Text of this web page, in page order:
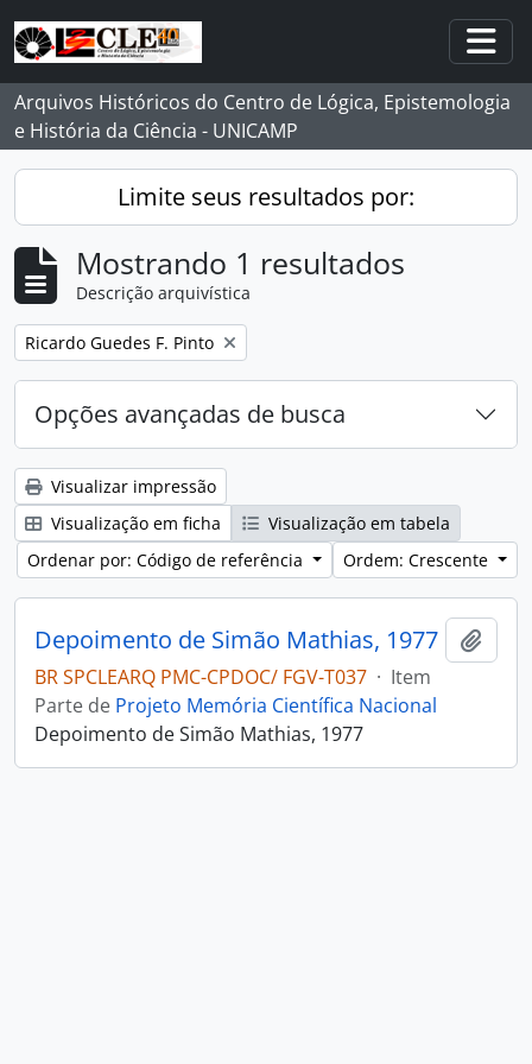
Skip to main content
Arquivos Históricos do Centro de Lógica, Epistemologia
e História da Ciência - UNICAMP
Limite seus resultados por:
Mostrando 1 resultados
Descrição arquivística
Remover filtro:
Ricardo Guedes F. Pinto
Opções avançadas de busca
Visualizar impressão
Visualização em ficha
Visualização em tabela
Ordenar por: Código de referência
Ordem: Crescente
Depoimento de Simão Mathias, 1977
BR SPCLEARQ PMC-CPDOC/ FGV-T037 · Item
Parte de Projeto Memória Científica Nacional
Depoimento de Simão Mathias, 1977